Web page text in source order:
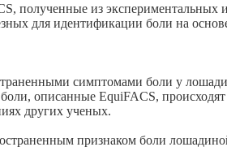
полученные из экспериментальных
для идентификации боли на
симптомами боли у
описанные EquiFACS,
других ученых.
признаком боли